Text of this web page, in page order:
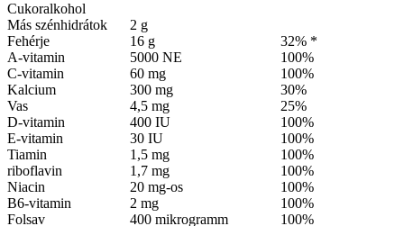
Cukoralkohol
Más szénhidrátok
2 g
Fehérje
16 g
32% *
A-vitamin
5000 NE
100%
C-vitamin
60 mg
100%
Kalcium
300 mg
30%
Vas
4,5 mg
25%
D-vitamin
400 IU
100%
E-vitamin
30 IU
100%
Tiamin
1,5 mg
100%
riboflavin
1,7 mg
100%
Niacin
20 mg-os
100%
B6-vitamin
2 mg
100%
Folsav
400 mikrogramm
100%